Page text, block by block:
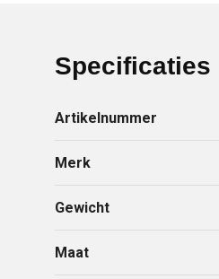
Specificaties
Artikelnummer
Merk
Gewicht
Maat